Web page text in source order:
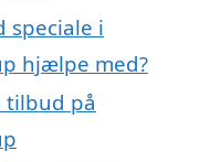
speciale i
hjælpe med?
på